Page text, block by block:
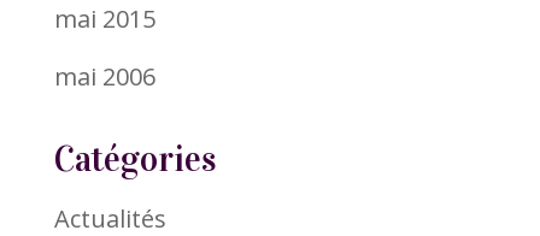
mai 2015
mai 2006
Catégories
Actualités